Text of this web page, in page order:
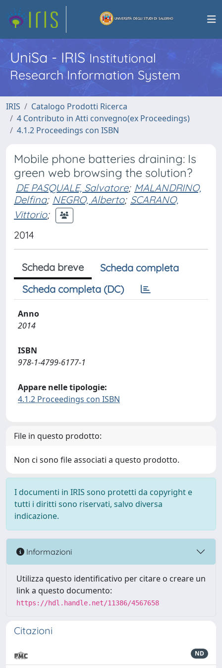
UniSa - IRISInstitutional
Research Information System
IRIS
Catalogo Prodotti Ricerca
4 Contributo in Atti convegno(ex Proceedings)
4.1.2 Proceedings con ISBN
Mobile phone batteries draining: Is
green web browsing the solution?
DE PASQUALE, Salvatore; MALANDRINO,
Delfina; NEGRO, Alberto; SCARANO,
Vittorio;
2014
Scheda breve
Scheda completa
Scheda completa (DC)
Anno
2014
ISBN
978-1-4799-6177-1
Appare nelle tipologie:
4.1.2 Proceedings con ISBN
File in questo prodotto:
Non ci sono file associati a questo prodotto.
I documenti in IRIS sono protetti da copyright e
tutti i diritti sono riservati, salvo diversa
indicazione.
Informazioni
Utilizza questo identificativo per citare o creare un
link a questo documento:
https://hdl.handle.net/11386/4567658
Citazioni
ND